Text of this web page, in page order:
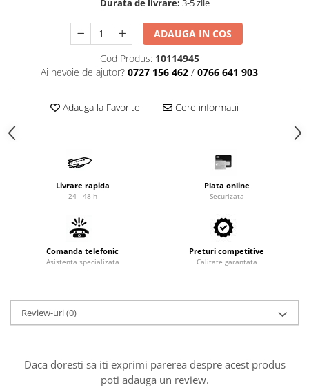
Convertizoare
Alte piese transmisie
Pompe alimentare
Pompe injectie
Pompe amorsare
Pompe combustibil
Vaporizatoare
Alte piese alimentare
Caroserie
Uleiuri
Capete de bara
Alte piese sistem directie
Durata de livrare: 3-5 zile
ADAUGA IN COS
Cod Produs: 10114945
Ai nevoie de ajutor? 0727 156 462 / 0766 641 903
Adauga la Favorite Cere informatii
Livrare rapida
24 - 48 h
Plata online
Securizata
Comanda telefonic
Asistenta specializata
Preturi competitive
Calitate garantata
Review-uri(0)
Daca doresti sa iti exprimi parerea despre acest produs
poti adauga un review.